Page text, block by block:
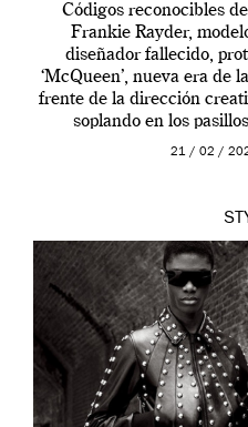
Códigos reconocibles
Frankie Rayder,
diseñador fallecido,
‘McQueen’, nueva era de
frente de la dirección
soplando en los
McQueen se
21 / 02 /